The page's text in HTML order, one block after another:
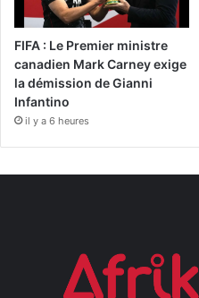
FIFA : Le Premier ministre
canadien Mark Carney exige
la démission de Gianni
Infantino
il y a 6 heures